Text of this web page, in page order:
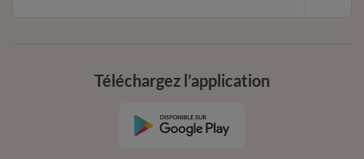
Téléchargez l’application